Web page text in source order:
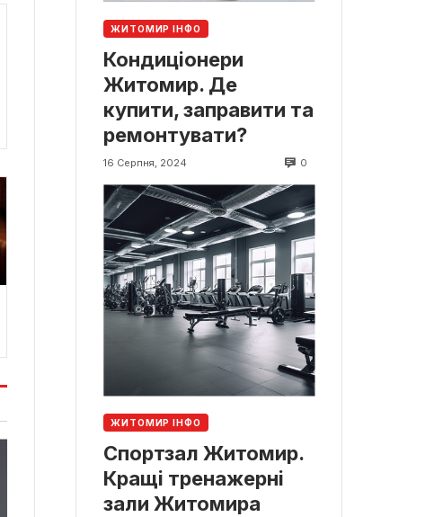
ЖИТОМИР ІНФО
Кондиціонери
Житомир. Де
купити, заправити та
ремонтувати?
16 Серпня, 2024 0
ЖИТОМИР ІНФО
Спортзал Житомир.
Кращі тренажерні
зали Житомира